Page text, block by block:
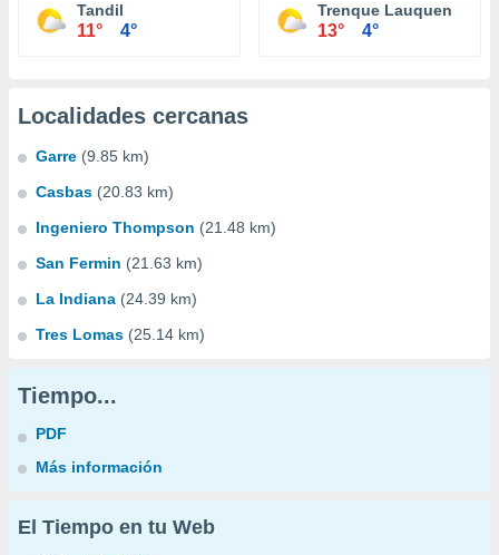
Tandil
11° 4°
Trenque Lauquen
13° 4°
Localidades cercanas
Garre (9.85 km)
Casbas (20.83 km)
Ingeniero Thompson (21.48 km)
San Fermin (21.63 km)
La Indiana (24.39 km)
Tres Lomas (25.14 km)
Tiempo...
PDF
Más información
El Tiempo en tu Web